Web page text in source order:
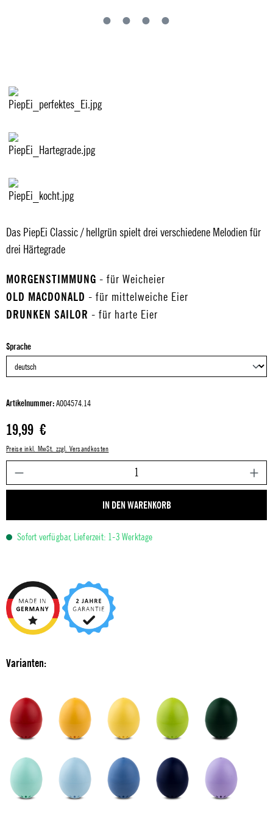
Das PiepEi Classic / hellgrün spielt drei verschiedene Melodien für
drei Härtegrade
MORGENSTIMMUNG - für Weicheier
OLD MACDONALD - für mittelweiche Eier
DRUNKEN SAILOR - für harte Eier
Spracheauswählen
Artikelnummer:A004574.14
Regulärer Preis:
19,99 €
Preise inkl. MwSt. zzgl. Versandkosten
IN DEN WARENKORB
Sofort verfügbar, Lieferzeit: 1-3 Werktage
Varianten: